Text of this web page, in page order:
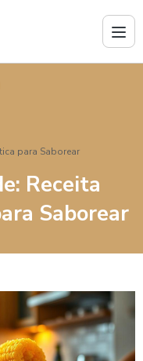
para Saborear
Receita
Saborear